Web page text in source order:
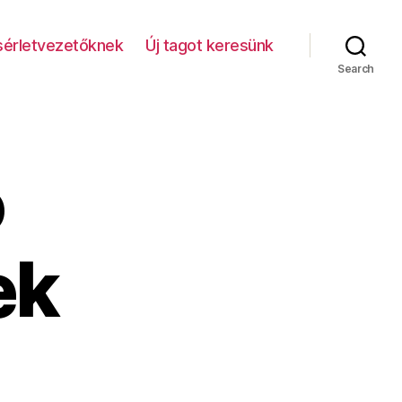
Új tagot keresünk
Search